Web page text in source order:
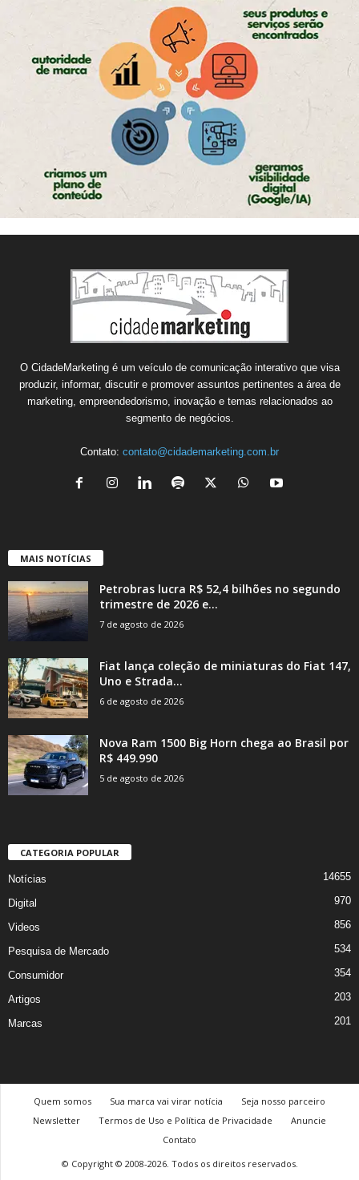
O CidadeMarketing é um veículo de comunicação interativo que visa
produzir, informar, discutir e promover assuntos pertinentes a área de
marketing, empreendedorismo, inovação e temas relacionados ao
segmento de negócios.
Contato: contato@cidademarketing.com.br
MAIS NOTÍCIAS
Petrobras lucra R$ 52,4 bilhões no segundo
trimestre de 2026 e...
7 de agosto de 2026
Fiat lança coleção de miniaturas do Fiat 147,
Uno e Strada...
6 de agosto de 2026
Nova Ram 1500 Big Horn chega ao Brasil por
R$ 449.990
5 de agosto de 2026
CATEGORIA POPULAR
Notícias 14655
Digital 970
Videos 856
Pesquisa de Mercado 534
Consumidor 354
Artigos 203
Marcas 201
Quem somos Sua marca vai virar notícia
Seja nosso parceiro
Newsletter
Termos de Uso e Política de Privacidade
Anuncie
Contato
© Copyright © 2008-2026. Todos os direitos reservados.